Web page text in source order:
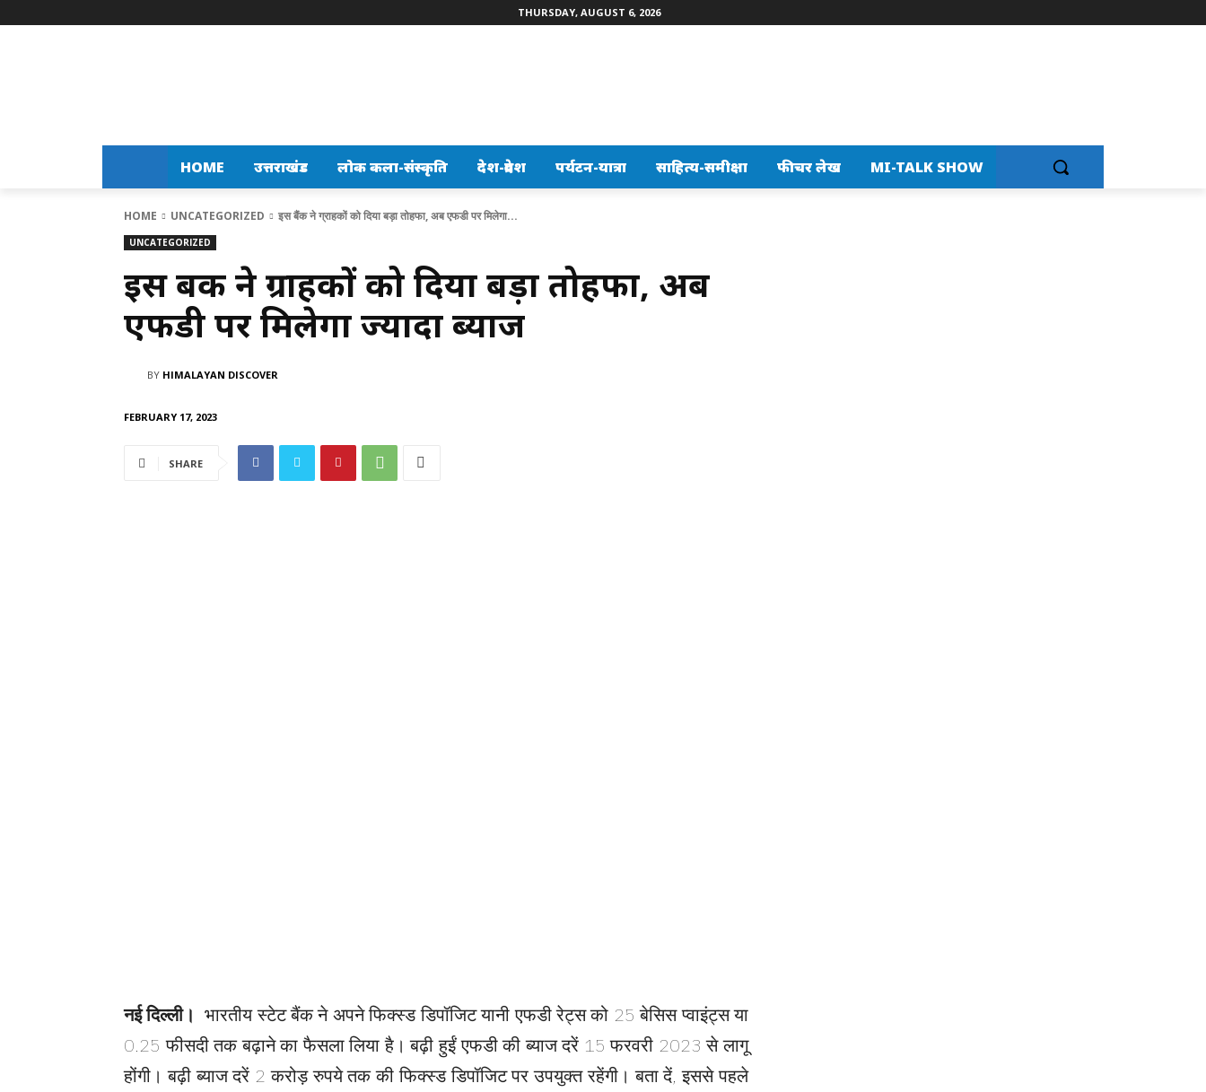
THURSDAY, AUGUST 6, 2026
HOME उत्तराखंड लोक कला-संस्कृति देश-प्रदेश पर्यटन-यात्रा साहित्य-समीक्षा फीचर लेख MI-TALK SHOW
HOME UNCATEGORIZED इस बैंक ने ग्राहकों को दिया बड़ा तोहफा, अब एफडी पर मिलेगा...
UNCATEGORIZED
इस बैंक ने ग्राहकों को दिया बड़ा तोहफा, अब
एफडी पर मिलेगा ज्यादा ब्याज
BY HIMALAYAN DISCOVER
FEBRUARY 17, 2023
SHARE
नई दिल्ली। भारतीय स्टेट बैंक ने अपने फिक्स्ड डिपॉजिट यानी एफडी रेट्स को 25 बेसिस प्वाइंट्स या
0.25 फीसदी तक बढ़ाने का फैसला लिया है। बढ़ी हुईं एफडी की ब्याज दरें 15 फरवरी 2023 से लागू
होंगी। बढ़ी ब्याज दरें 2 करोड़ रुपये तक की फिक्स्ड डिपॉजिट पर उपयुक्त रहेंगी। बता दें, इससे पहले